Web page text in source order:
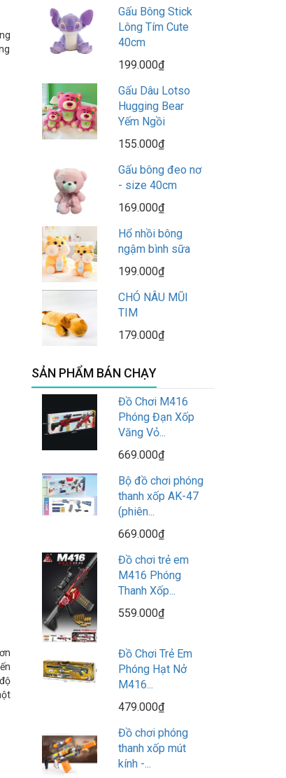
Gấu Bông Stick
Lông Tím Cute
40cm
199.000₫
Gấu Dâu Lotso
Hugging Bear
Yếm Ngồi
155.000₫
Gấu bông đeo nơ
- size 40cm
169.000₫
Hổ nhồi bông
ngậm bình sữa
199.000₫
CHÓ NÂU MŨI
TIM
179.000₫
SẢN PHẨM BÁN CHẠY
Đồ Chơi M416
Phóng Đạn Xốp
Văng Vỏ...
669.000₫
Bộ đồ chơi phóng
thanh xốp AK-47
(phiên...
669.000₫
Đồ chơi trẻ em
M416 Phóng
Thanh Xốp...
559.000₫
Đồ Chơi Trẻ Em
Phóng Hạt Nở
M416...
479.000₫
Đồ chơi phóng
thanh xốp mút
kính -...